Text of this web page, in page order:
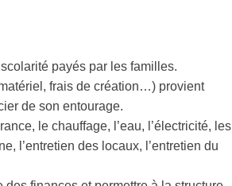
payés par les familles.
frais de création…) provient
de son entourage.
le chauffage, l’eau, l’électricité, les
l’entretien des locaux, l’entretien du